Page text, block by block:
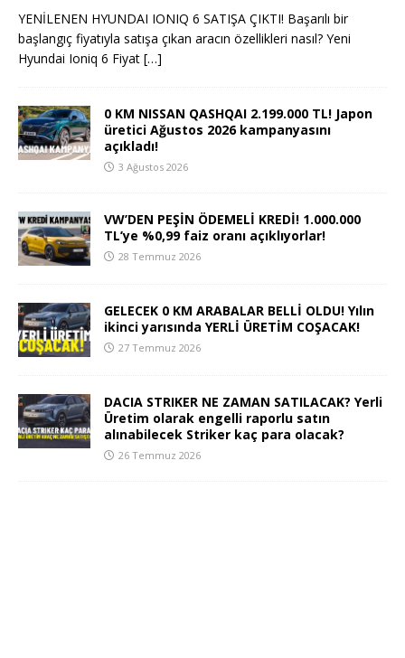
YENİLENEN HYUNDAI IONIQ 6 SATIŞA ÇIKTI! Başarılı bir
başlangıç fiyatıyla satışa çıkan aracın özellikleri nasıl? Yeni
Hyundai Ioniq 6 Fiyat […]
0 KM NISSAN QASHQAI 2.199.000 TL! Japon
üretici Ağustos 2026 kampanyasını
açıkladı!
3 Ağustos 2026
VW’DEN PEŞİN ÖDEMELİ KREDİ! 1.000.000
TL’ye %0,99 faiz oranı açıklıyorlar!
28 Temmuz 2026
GELECEK 0 KM ARABALAR BELLİ OLDU! Yılın
ikinci yarısında YERLİ ÜRETİM COŞACAK!
27 Temmuz 2026
DACIA STRIKER NE ZAMAN SATILACAK? Yerli
Üretim olarak engelli raporlu satın
alınabilecek Striker kaç para olacak?
26 Temmuz 2026